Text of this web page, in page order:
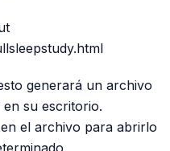
generará un archivo
su escritorio.
el archivo para abrirlo